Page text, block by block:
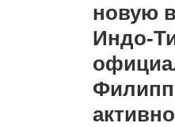
новую
Индо-